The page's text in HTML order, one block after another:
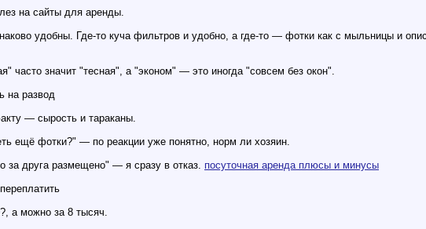
на сайты для аренды.
удобны. Где-то куча фильтров и удобно, а где-то — фотки как с мыльницы и
часто значит "тесная", а "эконом" — это иногда "совсем без окон".
на развод
— сырость и тараканы.
ещё фотки?" — по реакции уже понятно, норм ли хозяин.
за друга размещено" — я сразу в отказ. посуточная аренда плюсы и минусы
а можно за 8 тысяч.